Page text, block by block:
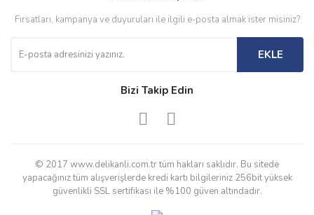
Fırsatları, kampanya ve duyuruları ile ilgili e-posta almak ister misiniz?
EKLE
Bizi Takip Edin
© 2017 www.delikanli.com.tr tüm hakları saklıdır. Bu sitede
yapacağınız tüm alışverişlerde kredi kartı bilgileriniz 256bit yüksek
güvenlikli SSL sertifikası ile %100 güven altındadır.